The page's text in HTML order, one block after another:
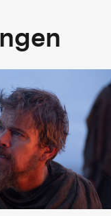
Tsutomu